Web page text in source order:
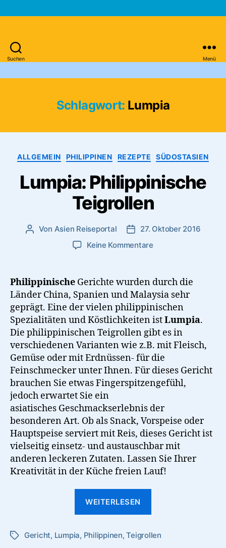
Suchen
Reiseportal
Menü
Schlagwort: Lumpia
Kategorien
ALLGEMEIN PHILIPPINEN REZEPTE SÜDOSTASIEN
Lumpia: Philippinische
Teigrollen
Beitragsautor
Von Asien Reiseportal Veröffentlichungsdatum
27. Oktober 2016
Keine Kommentarezu
Teigrollen
Philippinische Gerichte wurden durch die
Länder China, Spanien und Malaysia sehr
geprägt. Eine der vielen philippinischen
Spezialitäten und Köstlichkeiten istLumpia.
Die philippinischen Teigrollen gibt es in
verschiedenen Varianten wie z.B. mit Fleisch,
Gemüse oder mit Erdnüssen- für die
Feinschmecker unter Ihnen. Für dieses Gericht
brauchen Sie etwas Fingerspitzengefühl,
jedoch erwartet Sie ein
asiatisches Geschmackserlebnis der
besonderen Art. Ob als Snack, Vorspeise oder
Hauptspeise serviert mit Reis, dieses Gericht ist
vielseitig einsetz- und austauschbar mit
anderen leckeren Zutaten. Lassen Sie Ihrer
Kreativität in der Küche freien Lauf!
WEITERLESEN
Schlagwörter
Gericht, Lumpia, Philippinen,Teigrollen